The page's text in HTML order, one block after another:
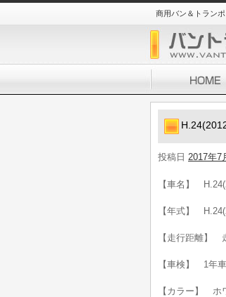
商用バン＆トランポ
投稿日 2017年7
【車名】
【年式】
【走行距離】
【車検】 1年
【カラー】 ホ